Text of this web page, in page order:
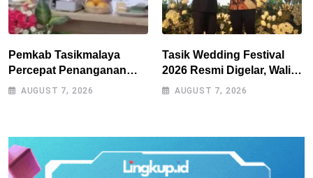
Pemkab Tasikmalaya
Percepat Penanganan
Kekeringan, Sumur Bor
AUGUST 7, 2026
Tasik Wedding Festival
2026 Resmi Digelar, Wali
Kota Optimistis
AUGUST 7, 2026